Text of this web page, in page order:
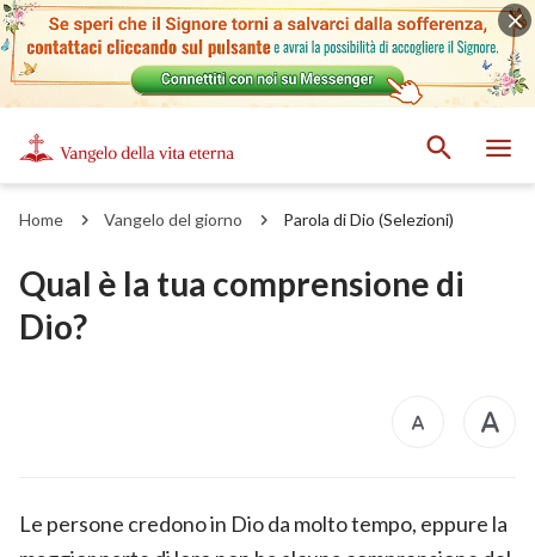
Home Vangelo del giorno Parola di Dio (Selezioni)
Qual è la tua comprensione di
Dio?
Le persone credono in Dio da molto tempo, eppure la